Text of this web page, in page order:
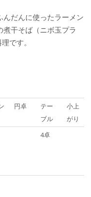
んだんに使ったラーメン
干そば（ニボ玉プラ
です。
円卓
テー
ブル
小上
がり
4卓